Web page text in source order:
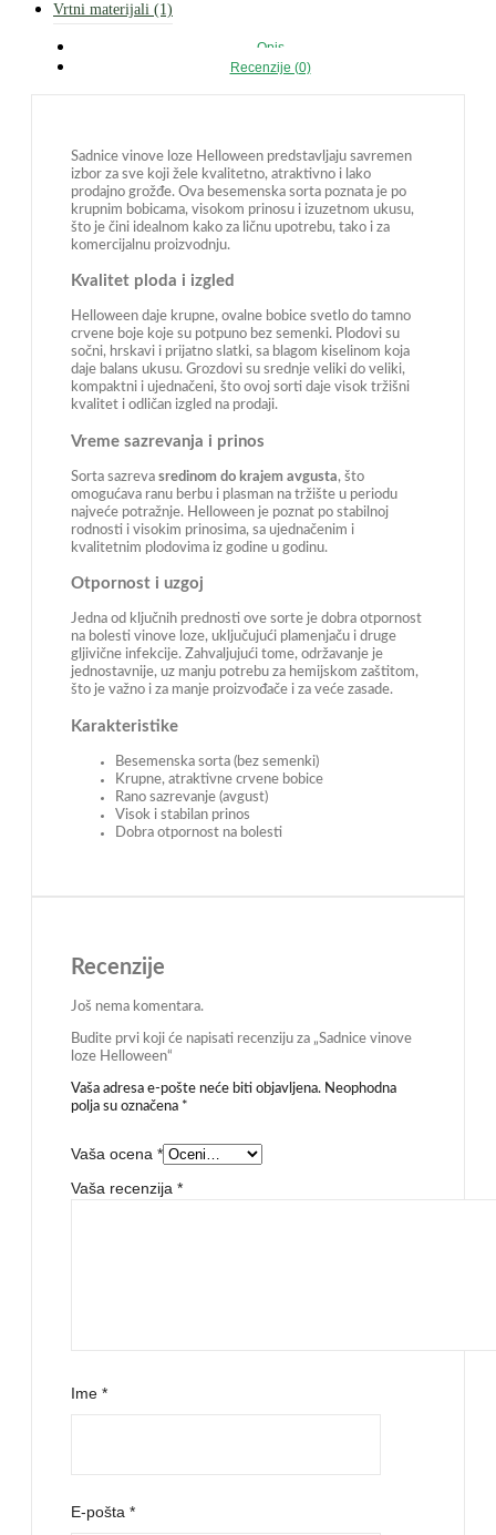
Vrtni materijali (1)
Opis
Recenzije (0)
Sadnice vinove loze Helloween predstavljaju savremen
izbor za sve koji žele kvalitetno, atraktivno i lako
prodajno grožđe. Ova besemenska sorta poznata je po
krupnim bobicama, visokom prinosu i izuzetnom ukusu,
što je čini idealnom kako za ličnu upotrebu, tako i za
komercijalnu proizvodnju.
Kvalitet ploda i izgled
Helloween daje krupne, ovalne bobice svetlo do tamno
crvene boje koje su potpuno bez semenki. Plodovi su
sočni, hrskavi i prijatno slatki, sa blagom kiselinom koja
daje balans ukusu. Grozdovi su srednje veliki do veliki,
kompaktni i ujednačeni, što ovoj sorti daje visok tržišni
kvalitet i odličan izgled na prodaji.
Vreme sazrevanja i prinos
Sorta sazreva sredinom do krajem avgusta, što
omogućava ranu berbu i plasman na tržište u periodu
najveće potražnje. Helloween je poznat po stabilnoj
rodnosti i visokim prinosima, sa ujednačenim i
kvalitetnim plodovima iz godine u godinu.
Otpornost i uzgoj
Jedna od ključnih prednosti ove sorte je dobra otpornost
na bolesti vinove loze, uključujući plamenjaču i druge
gljivične infekcije. Zahvaljujući tome, održavanje je
jednostavnije, uz manju potrebu za hemijskom zaštitom,
što je važno i za manje proizvođače i za veće zasade.
Karakteristike
Besemenska sorta (bez semenki)
Krupne, atraktivne crvene bobice
Rano sazrevanje (avgust)
Visok i stabilan prinos
Dobra otpornost na bolesti
Recenzije
Još nema komentara.
Budite prvi koji će napisati recenziju za „Sadnice vinove
loze Helloween“
Vaša adresa e-pošte neće biti objavljena. Neophodna
polja su označena *
Vaša ocena *
Vaša recenzija *
Ime *
E-pošta *